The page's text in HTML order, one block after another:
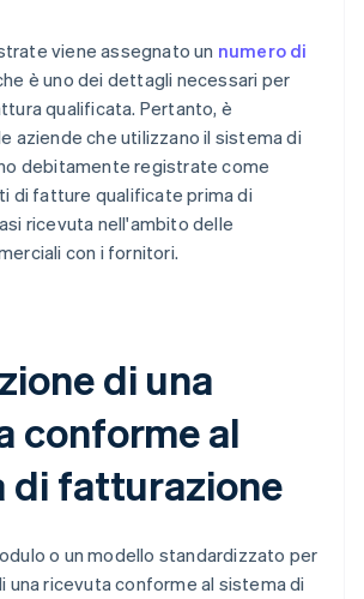
viene assegnato un numero di
è uno dei dettagli necessari per
qualificata. Pertanto, è
aziende che utilizzano il sistema di
debitamente registrate come
di fatture qualificate prima di
ricevuta nell'ambito delle
con i fornitori.
di una
conforme al
di fatturazione
o un modello standardizzato per
una ricevuta conforme al sistema di